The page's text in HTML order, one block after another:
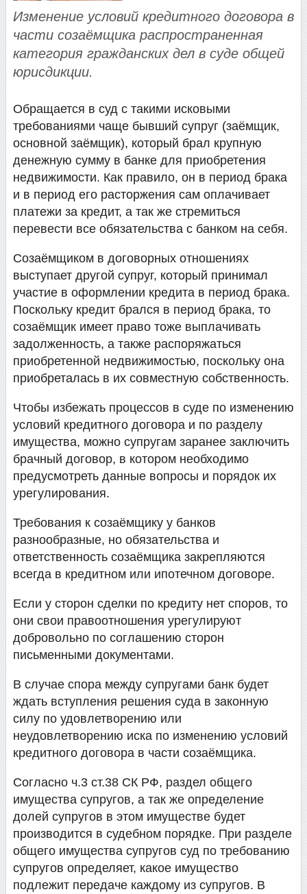
Изменение условий кредитного договора в
части созаёмщика распространенная
категория гражданских дел в суде общей
юрисдикции.
Обращается в суд с такими исковыми
требованиями чаще бывший супруг (заёмщик,
основной заёмщик), который брал крупную
денежную сумму в банке для приобретения
недвижимости. Как правило, он в период брака
и в период его расторжения сам оплачивает
платежи за кредит, а так же стремиться
перевести все обязательства с банком на себя.
Созаёмщиком в договорных отношениях
выступает другой супруг, который принимал
участие в оформлении кредита в период брака.
Поскольку кредит брался в период брака, то
созаёмщик имеет право тоже выплачивать
задолженность, а также распоряжаться
приобретенной недвижимостью, поскольку она
приобреталась в их совместную собственность.
Чтобы избежать процессов в суде по изменению
условий кредитного договора и по разделу
имущества, можно супругам заранее заключить
брачный договор, в котором необходимо
предусмотреть данные вопросы и порядок их
урегулирования.
Требования к созаёмщику у банков
разнообразные, но обязательства и
ответственность созаёмщика закрепляются
всегда в кредитном или ипотечном договоре.
Если у сторон сделки по кредиту нет споров, то
они свои правоотношения урегулируют
добровольно по соглашению сторон
письменными документами.
В случае спора между супругами банк будет
ждать вступления решения суда в законную
силу по удовлетворению или
неудовлетворению иска по изменению условий
кредитного договора в части созаёмщика.
Согласно ч.3 ст.38 СК РФ, раздел общего
имущества супругов, а так же определение
долей супругов в этом имуществе будет
производится в судебном порядке. При разделе
общего имущества супругов суд по требованию
супругов определяет, какое имущество
подлежит передаче каждому из супругов. В